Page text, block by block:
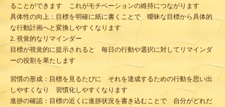
ることができます これがモチベーションの維持につながります
具体性の向上：目標を明確に紙に書くことで 曖昧な目標から具体的
な行動計画へと変換しやすくなります
2. 視覚的なリマインダー
目標が視覚的に提示されると 毎日の行動や選択に対してリマインダ
ーの役割を果たします
習慣の形成 ：目標を見るたびに それを達成するための行動を思い出
しやすくなり 習慣化しやすくなります
進捗の確認 ：目標の近くに進捗状況を書き込むことで 自分がどれだ